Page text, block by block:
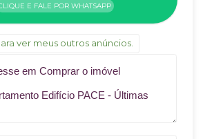
E FALE POR WHATSAPP
ver meus outros anúncios.